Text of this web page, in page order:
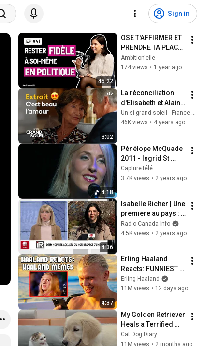
Sign in
45:22
OSE T'AFFIRMER ET
PRENDRE TA PLACE
– Leçons de
leadership avec
Ambition'elle
174 views • 1 year ago
3:02
La réconciliation
d'Elisabeth et Alain
que l'on attendait
tous 💞
Un si grand soleil - France Télévisions
46K views • 4 years ago
4:18
Pénélope McQuade
2011 - Ingrid St
Pierre - Ficelles
CaptureTélé
3.7K views • 2 years ago
4:36
Isabelle Richer | Une
première au pays :
des accusations
pour avoir
Radio-Canada Info
4.5K views • 2 years ago
4:37
Erling Haaland
Reacts: FUNNIEST
Haaland Memes!
Erling Haaland
11M views • 12 days ago
My Golden Retriever
Heals a Terrified
Rescue Kitten in
Just 3 Meetings!
Cat Dog Diary
11M views • 2 months ago